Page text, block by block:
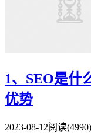
1、SEO是什
优势
2023-08-12阅读(4990)